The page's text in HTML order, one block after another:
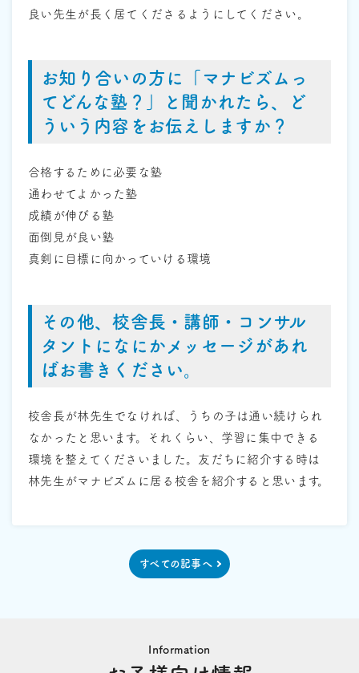
良い先生が長く居てくださるようにしてください。
お知り合いの方に「マナビズムっ
てどんな塾？」と聞かれたら、ど
ういう内容をお伝えしますか？
合格するために必要な塾
通わせてよかった塾
成績が伸びる塾
面倒見が良い塾
真剣に目標に向かっていける環境
その他、校舎長・講師・コンサル
タントになにかメッセージがあれ
ばお書きください。
校舎長が林先生でなければ、うちの子は通い続けられ
なかったと思います。それくらい、学習に集中できる
環境を整えてくださいました。友だちに紹介する時は
林先生がマナビズムに居る校舎を紹介すると思います。
すべての記事へ
Information